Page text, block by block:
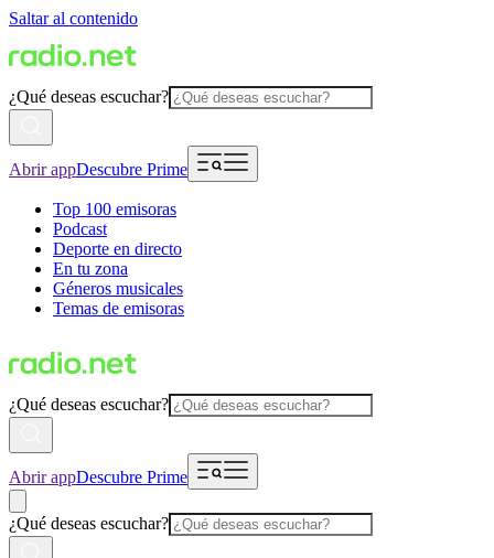
Saltar al contenido
¿Qué deseas escuchar?
Abrir appDescubre Prime
Top 100 emisoras
Podcast
Deporte en directo
En tu zona
Géneros musicales
Temas de emisoras
¿Qué deseas escuchar?
Abrir appDescubre Prime
¿Qué deseas escuchar?